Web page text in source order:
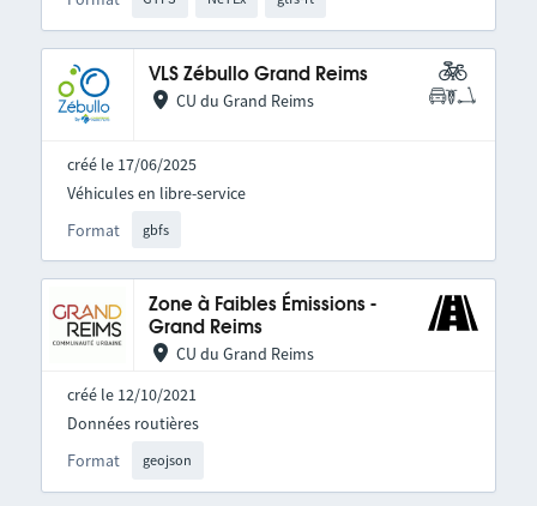
VLS Zébullo Grand Reims
CU du Grand Reims
créé le 17/06/2025
Format gbfs
Véhicules en libre-service
Zone à Faibles Émissions -
Grand Reims
CU du Grand Reims
créé le 12/10/2021
Format geojson
Données routières